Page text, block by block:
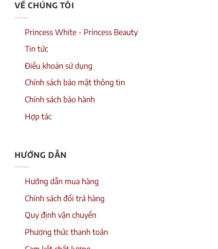
VỀ CHÚNG TÔI
Princess White - Princess Beauty
Tin tức
Điều khoản sử dụng
Chính sách bảo mật thông tin
Chính sách bảo hành
Hợp tác
HƯỚNG DẪN
Hướng dẫn mua hàng
Chính sách đổi trả hàng
Quy định vận chuyển
Phương thức thanh toán